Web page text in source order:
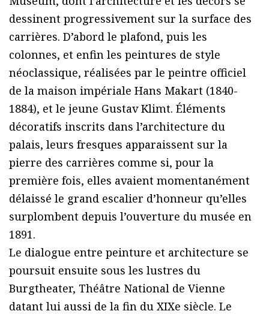
dessinent progressivement sur la surface des
carrières. D’abord le plafond, puis les
colonnes, et enfin les peintures de style
néoclassique, réalisées par le peintre officiel
de la maison impériale Hans Makart (1840-
1884), et le jeune Gustav Klimt. Éléments
décoratifs inscrits dans l’architecture du
palais, leurs fresques apparaissent sur la
pierre des carrières comme si, pour la
première fois, elles avaient momentanément
délaissé le grand escalier d’honneur qu’elles
surplombent depuis l’ouverture du musée en
1891.
Le dialogue entre peinture et architecture se
poursuit ensuite sous les lustres du
Burgtheater, Théâtre National de Vienne
datant lui aussi de la fin du XIXe siècle. Le